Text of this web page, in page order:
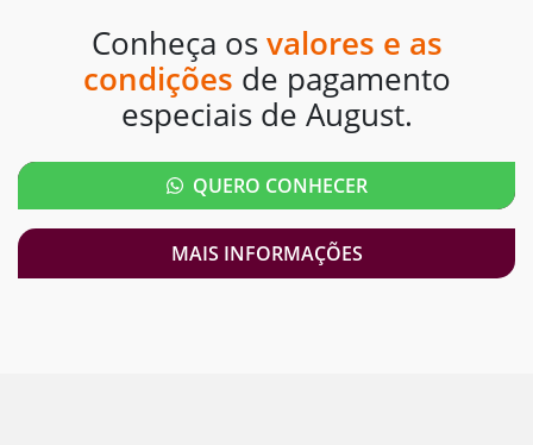
Conheça os valores e as
condições de pagamento
especiais de August.
QUERO CONHECER
MAIS INFORMAÇÕES